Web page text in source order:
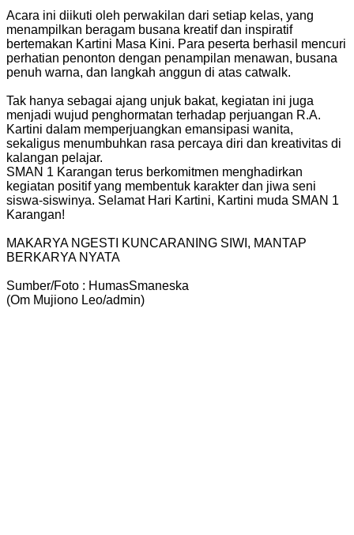
Acara ini diikuti oleh perwakilan dari setiap kelas, yang
menampilkan beragam busana kreatif dan inspiratif
bertemakan Kartini Masa Kini. Para peserta berhasil mencuri
perhatian penonton dengan penampilan menawan, busana
penuh warna, dan langkah anggun di atas catwalk.
Tak hanya sebagai ajang unjuk bakat, kegiatan ini juga
menjadi wujud penghormatan terhadap perjuangan R.A.
Kartini dalam memperjuangkan emansipasi wanita,
sekaligus menumbuhkan rasa percaya diri dan kreativitas di
kalangan pelajar.
SMAN 1 Karangan terus berkomitmen menghadirkan
kegiatan positif yang membentuk karakter dan jiwa seni
siswa-siswinya. Selamat Hari Kartini, Kartini muda SMAN 1
Karangan!
MAKARYA NGESTI KUNCARANING SIWI, MANTAP
BERKARYA NYATA
Sumber/Foto : HumasSmaneska
(Om Mujiono Leo/admin)